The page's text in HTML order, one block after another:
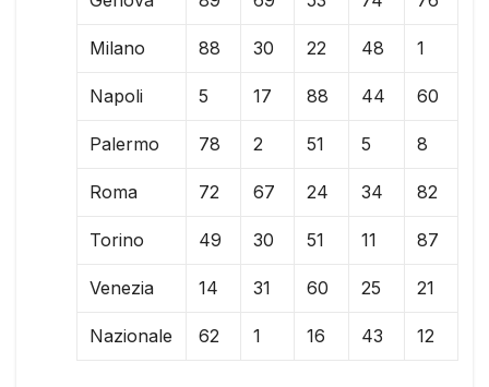
Milano 88 30 22 48 1
Napoli 5 17 88 44 60
Palermo 78 2 51 5 8
Roma 72 67 24 34 82
Torino 49 30 51 11 87
Venezia 14 31 60 25 21
Nazionale 62 1 16 43 12